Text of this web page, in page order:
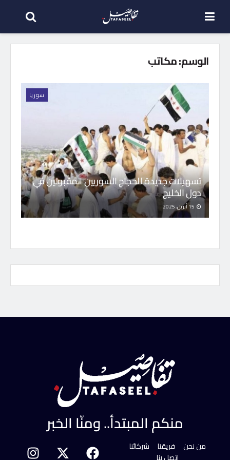
الوسم:مكاتب
سوريا
تسهيلات جديدة للحجاج السوريين المقبولين في
دول الخليج
منكم المبتدأ.. ومنّا الخبر
من نحن فريقنا
شركائنا
اتصل بنا